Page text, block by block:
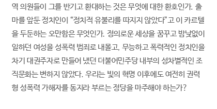
역 의원들이 그를 반기고 환대하는 것은 무엇에 대한 환호인가. 출
마를 앞둔 정치인이 “정치적 유불리를 따지지 않았다”고 이 카르텔
을 두둔하는 오만함은 무엇인가. 정의로운 세상을 꿈꾸고 밤낮없이
일하던 여성을 성폭력 범죄로 내몰고, 무능하고 폭력적인 정치인을
차기 대권주자로 만들어 냈던 더불어민주당 내부의 성차별적인 조
직문화는 변하지 않았다. 우리는 빛의 혁명 이후에도 여전히 권력
형 성폭력 가해자를 동지라 부르는 정당을 마주해야 하는가?